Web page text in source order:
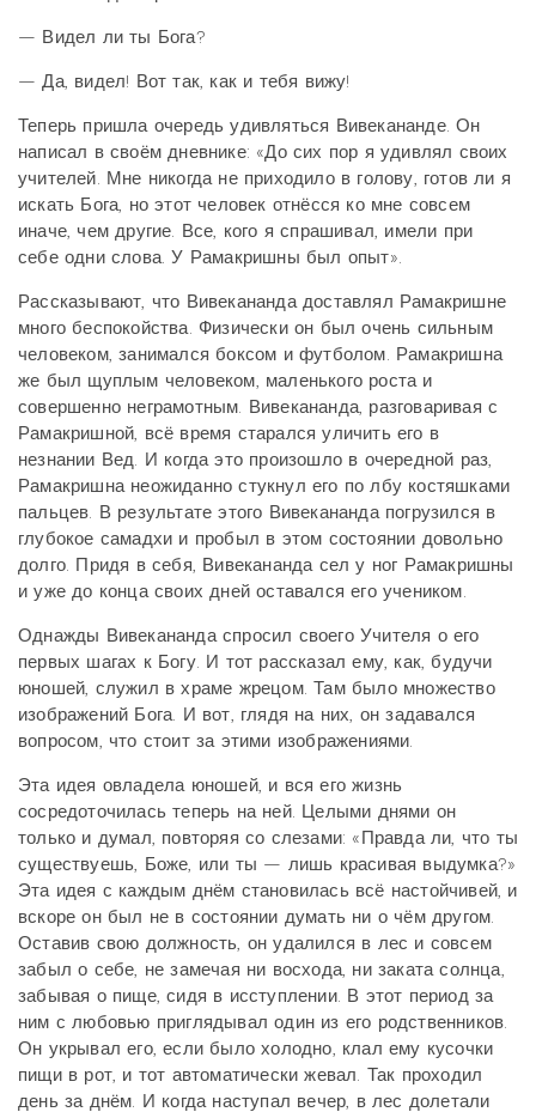
— Видел ли ты Бога?
— Да, видел! Вот так, как и тебя вижу!
Теперь пришла очередь удивляться Вивекананде. Он
написал в своём дневнике: «До сих пор я удивлял своих
учителей. Мне никогда не приходило в голову, готов ли я
искать Бога, но этот человек отнёсся ко мне совсем
иначе, чем другие. Все, кого я спрашивал, имели при
себе одни слова. У Рамакришны был опыт».
Рассказывают, что Вивекананда доставлял Рамакришне
много беспокойства. Физически он был очень сильным
человеком, занимался боксом и футболом. Рамакришна
же был щуплым человеком, маленького роста и
совершенно неграмотным. Вивекананда, разговаривая с
Рамакришной, всё время старался уличить его в
незнании Вед. И когда это произошло в очередной раз,
Рамакришна неожиданно стукнул его по лбу костяшками
пальцев. В результате этого Вивекананда погрузился в
глубокое самадхи и пробыл в этом состоянии довольно
долго. Придя в себя, Вивекананда сел у ног Рамакришны
и уже до конца своих дней оставался его учеником.
Однажды Вивекананда спросил своего Учителя о его
первых шагах к Богу. И тот рассказал ему, как, будучи
юношей, служил в храме жрецом. Там было множество
изображений Бога. И вот, глядя на них, он задавался
вопросом, что стоит за этими изображениями.
Эта идея овладела юношей, и вся его жизнь
сосредоточилась теперь на ней. Целыми днями он
только и думал, повторяя со слезами: «Правда ли, что ты
существуешь, Боже, или ты — лишь красивая выдумка?»
Эта идея с каждым днём становилась всё настойчивей, и
вскоре он был не в состоянии думать ни о чём другом.
Оставив свою должность, он удалился в лес и совсем
забыл о себе, не замечая ни восхода, ни заката солнца,
забывая о пище, сидя в исступлении. В этот период за
ним с любовью приглядывал один из его родственников.
Он укрывал его, если было холодно, клал ему кусочки
пищи в рот, и тот автоматически жевал. Так проходил
день за днём. И когда наступал вечер, в лес долетали